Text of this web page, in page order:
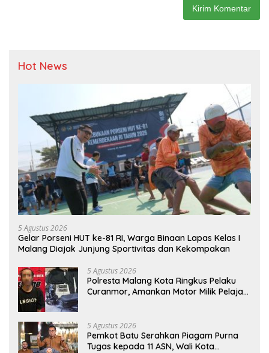
Hot News
5 Agustus 2026
Gelar Porseni HUT ke-81 RI, Warga Binaan Lapas Kelas I
Malang Diajak Junjung Sportivitas dan Kekompakan
5 Agustus 2026
Polresta Malang Kota Ringkus Pelaku
Curanmor, Amankan Motor Milik Pelajar
5 Agustus 2026
Pemkot Batu Serahkan Piagam Purna
Tugas kepada 11 ASN, Wali Kota